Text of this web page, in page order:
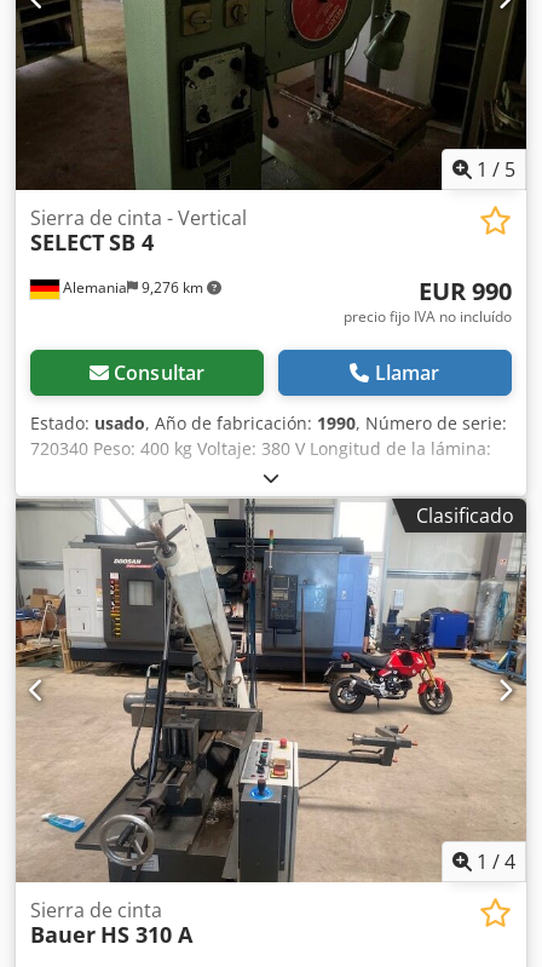
1 / 5
Alemania 9,276 km
Sierra de cinta - Vertical
SELECTSB 4
EUR 990
precio fijo IVA no incluído
Consultar Llamar
Estado: usado, Año de fabricación: 1990, Número de serie:
720340 Peso: 400 kg Voltaje: 380 V Longitud de la lámina:
3400 mm Dkedpoztfx Njfx Adlsr Longitud mínima de la
lámina: 3200 mm
Clasificado
1 /4
Sierra de cinta
Bauer HS 310 A